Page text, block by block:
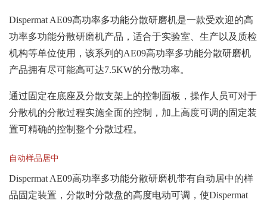
Dispermat AE09高功率多功能分散研磨机是一款受欢迎的高
功率多功能分散研磨机产品，适合于实验室、生产以及质检
机构等单位使用，该系列的AE09高功率多功能分散研磨机
产品拥有尽可能高可达7.5KW的分散功率。
通过固定在底座及分散支架上的控制面板，操作人员可对于
分散机的分散过程实施全面的控制，加上高度可调的固定装
置可精确的控制整个分散过程。
自动样品居中
Dispermat AE09高功率多功能分散研磨机带有自动居中的样
品固定装置，分散时分散盘的高度电动可调，使Dispermat